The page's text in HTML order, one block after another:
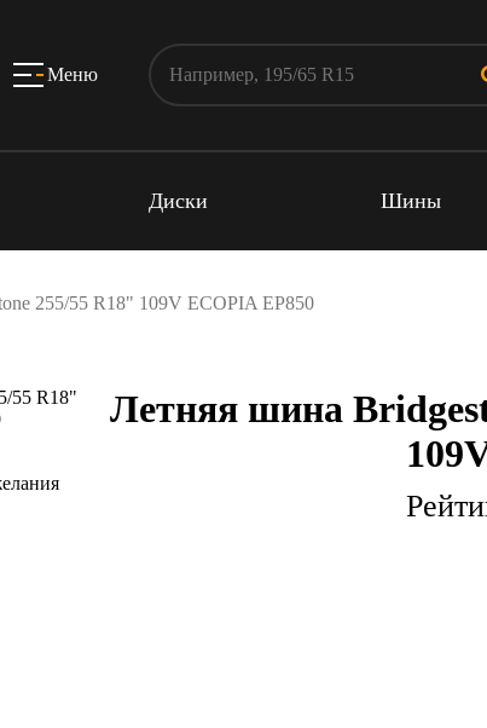
Меню
Диски Шины
255/55 R18" 109V ECOPIA EP850
Летняя шина